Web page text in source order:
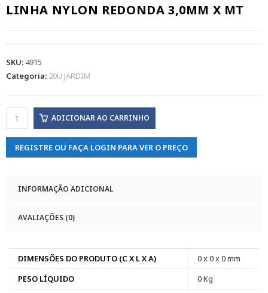
LINHA NYLON REDONDA 3,0MM X MT
SKU: 4915
Categoria: 20U JARDIM
ADICIONAR AO CARRINHO
REGISTRE OU FAÇA LOGIN PARA VER O PREÇO
INFORMAÇÃO ADICIONAL
AVALIAÇÕES (0)
DIMENSÕES DO PRODUTO (C X L X A)
0 x 0 x 0 mm
PESO LÍQUIDO
0 Kg